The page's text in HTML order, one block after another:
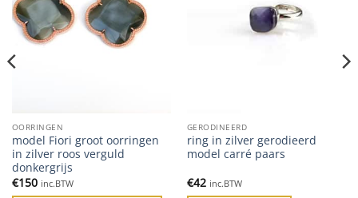
OORRINGEN
model Fiori groot oorringen
in zilver roos verguld
donkergrijs
€150 inc.BTW
GERODINEERD
ring in zilver gerodieerd
model carré paars
€42 inc.BTW